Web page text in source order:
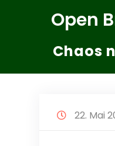
Open
Chaos
22. Mai